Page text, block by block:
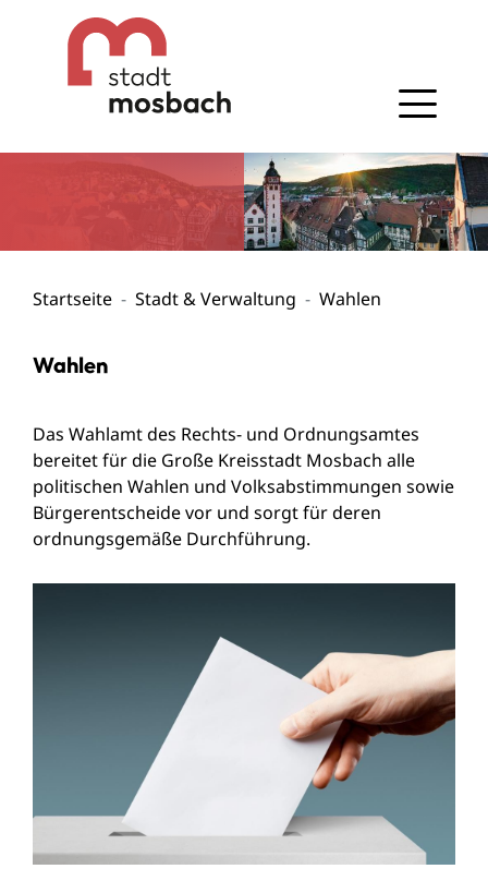
Gehe zum Navigationsbereich
Gehe zum Inhalt
Startseite Stadt & Verwaltung Wahlen
Wahlen
Das Wahlamt des Rechts- und Ordnungsamtes
bereitet für die Große Kreisstadt Mosbach alle
politischen Wahlen und Volksabstimmungen sowie
Bürgerentscheide vor und sorgt für deren
ordnungsgemäße Durchführung.